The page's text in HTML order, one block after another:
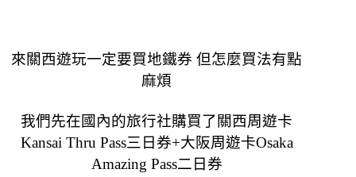
來關西遊玩一定要買地鐵券 但怎麼買法有點
麻煩
我們先在國內的旅行社購買了關西周遊卡
Kansai Thru Pass三日券+大阪周遊卡Osaka
Amazing Pass二日券